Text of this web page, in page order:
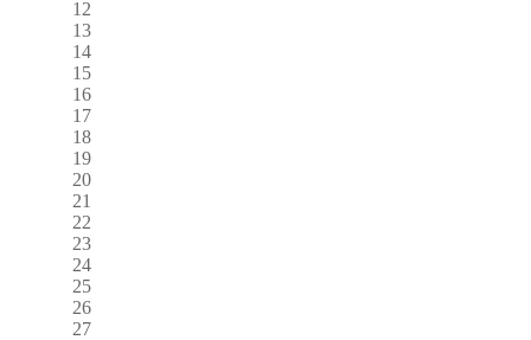
12
13
14
15
16
17
18
19
20
21
22
23
24
25
26
27